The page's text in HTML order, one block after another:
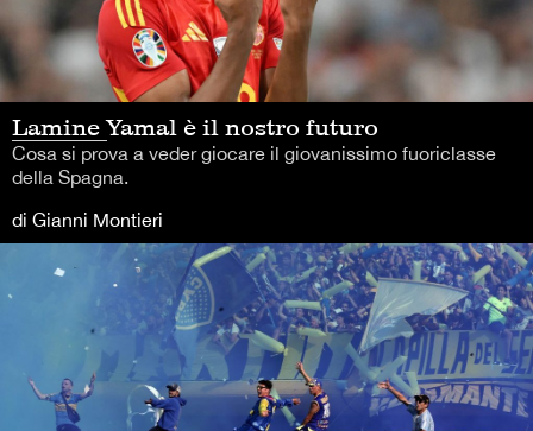
Lamine Yamal è il nostro futuro
Cosa si prova a veder giocare il giovanissimo fuoriclasse
della Spagna.
di Gianni Montieri